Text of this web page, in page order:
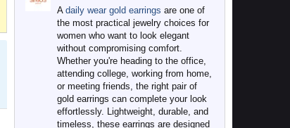
A daily wear gold earrings are one of
the most practical jewelry choices for
women who want to look elegant
without compromising comfort.
Whether you're heading to the office,
attending college, working from home,
or meeting friends, the right pair of
gold earrings can complete your look
effortlessly. Lightweight, durable, and
timeless, these earrings are designed